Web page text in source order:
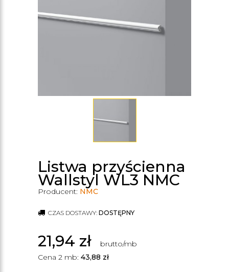
Listwa przyścienna
Wallstyl WL3 NMC
Producent: NMC
CZAS DOSTAWY: DOSTĘPNY
21,94 zł
brutto/mb
Cena 2 mb: 43,88 zł